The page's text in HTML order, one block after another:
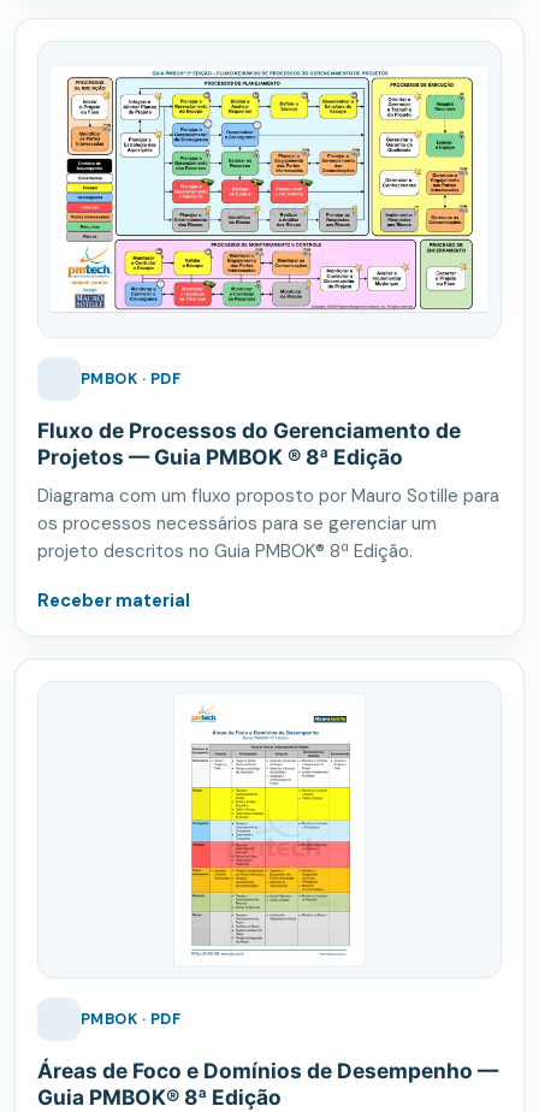
PMBOK · PDF
Fluxo de Processos do Gerenciamento de
Projetos — Guia PMBOK ® 8ª Edição
Diagrama com um fluxo proposto por Mauro Sotille para
os processos necessários para se gerenciar um
projeto descritos no Guia PMBOK® 8ª Edição.
Receber material
PMBOK · PDF
Áreas de Foco e Domínios de Desempenho —
Guia PMBOK® 8ª Edição